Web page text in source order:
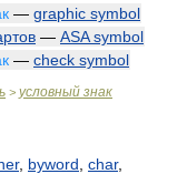
— graphic symbol
— ASA symbol
— check symbol
> условный знак
, byword char,